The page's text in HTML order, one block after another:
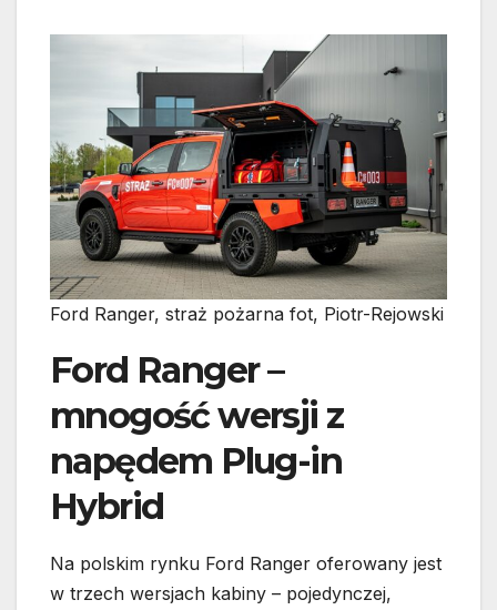
Ford Ranger, straż pożarna fot, Piotr-Rejowski
Ford Ranger –
mnogość wersji z
napędem Plug-in
Hybrid
Na polskim rynku Ford Ranger oferowany jest
w trzech wersjach kabiny – pojedynczej,